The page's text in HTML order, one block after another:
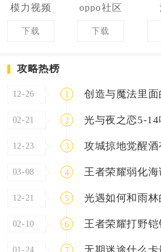
模力视频
下载
oppo社区
下载
攻略热榜
12-26 1
02-21 2 光与夜之恋5-14
12-23 3 攻城掠地觉醒酒
03-08 4 王者荣耀弱化
12-21 5 光遇如何和雨
02-10 6 王者荣耀打野
01-24